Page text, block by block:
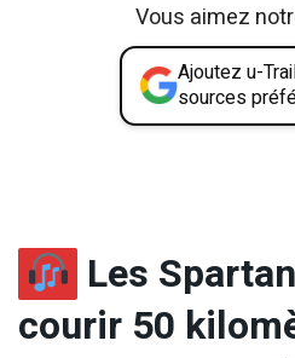
Vous aimez
Ajoutez u-
sources
Les
courir 50